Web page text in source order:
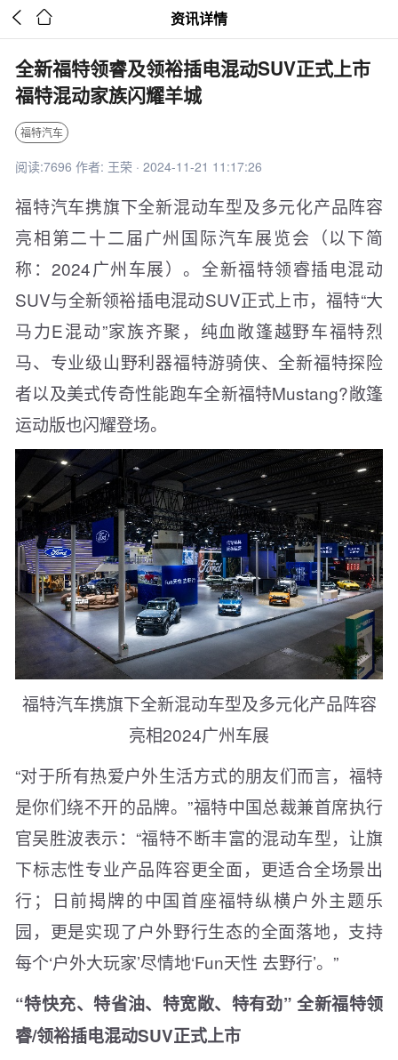
  资讯详情
全新福特领睿及领裕插电混动SUV正式上市
福特混动家族闪耀羊城
福特汽车
阅读:7696 作者: 王荣 · 2024-11-21 11:17:26
福特汽车携旗下全新混动车型及多元化产品阵容
亮相第二十二届广州国际汽车展览会（以下简
称：2024广州车展）。全新福特领睿插电混动
SUV与全新领裕插电混动SUV正式上市，福特“大
马力E混动”家族齐聚，纯血敞篷越野车福特烈
马、专业级山野利器福特游骑侠、全新福特探险
者以及美式传奇性能跑车全新福特Mustang?敞篷
运动版也闪耀登场。
福特汽车携旗下全新混动车型及多元化产品阵容
亮相2024广州车展
“对于所有热爱户外生活方式的朋友们而言，福特
是你们绕不开的品牌。”福特中国总裁兼首席执行
官吴胜波表示：“福特不断丰富的混动车型，让旗
下标志性专业产品阵容更全面，更适合全场景出
行；日前揭牌的中国首座福特纵横户外主题乐
园，更是实现了户外野行生态的全面落地，支持
每个‘户外大玩家’尽情地‘Fun天性 去野行’。”
“特快充、特省油、特宽敞、特有劲” 全新福特领
睿/领裕插电混动SUV正式上市